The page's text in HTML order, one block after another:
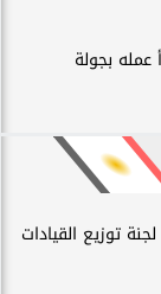
عمله بجولة
توزيع القيادات